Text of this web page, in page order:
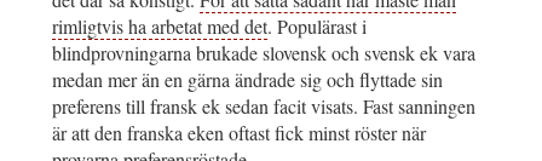
rimligtvis ha arbetat med det. Populärast i
blindprovningarna brukade slovensk och svensk ek vara
medan mer än en gärna ändrade sig och flyttade sin
preferens till fransk ek sedan facit visats. Fast sanningen
är att den franska eken oftast fick minst röster när